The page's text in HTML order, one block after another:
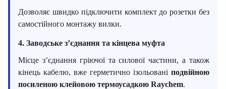
Дозволяє швидко підключити комплект до розетки без
самостійного монтажу вилки.
4. Заводське з’єднання та кінцева муфта
Місце з’єднання гріючої та силової частини, а також
кінець кабелю, вже герметично ізольовані подвійною
посиленою клейовою термоусадкою Raychem.